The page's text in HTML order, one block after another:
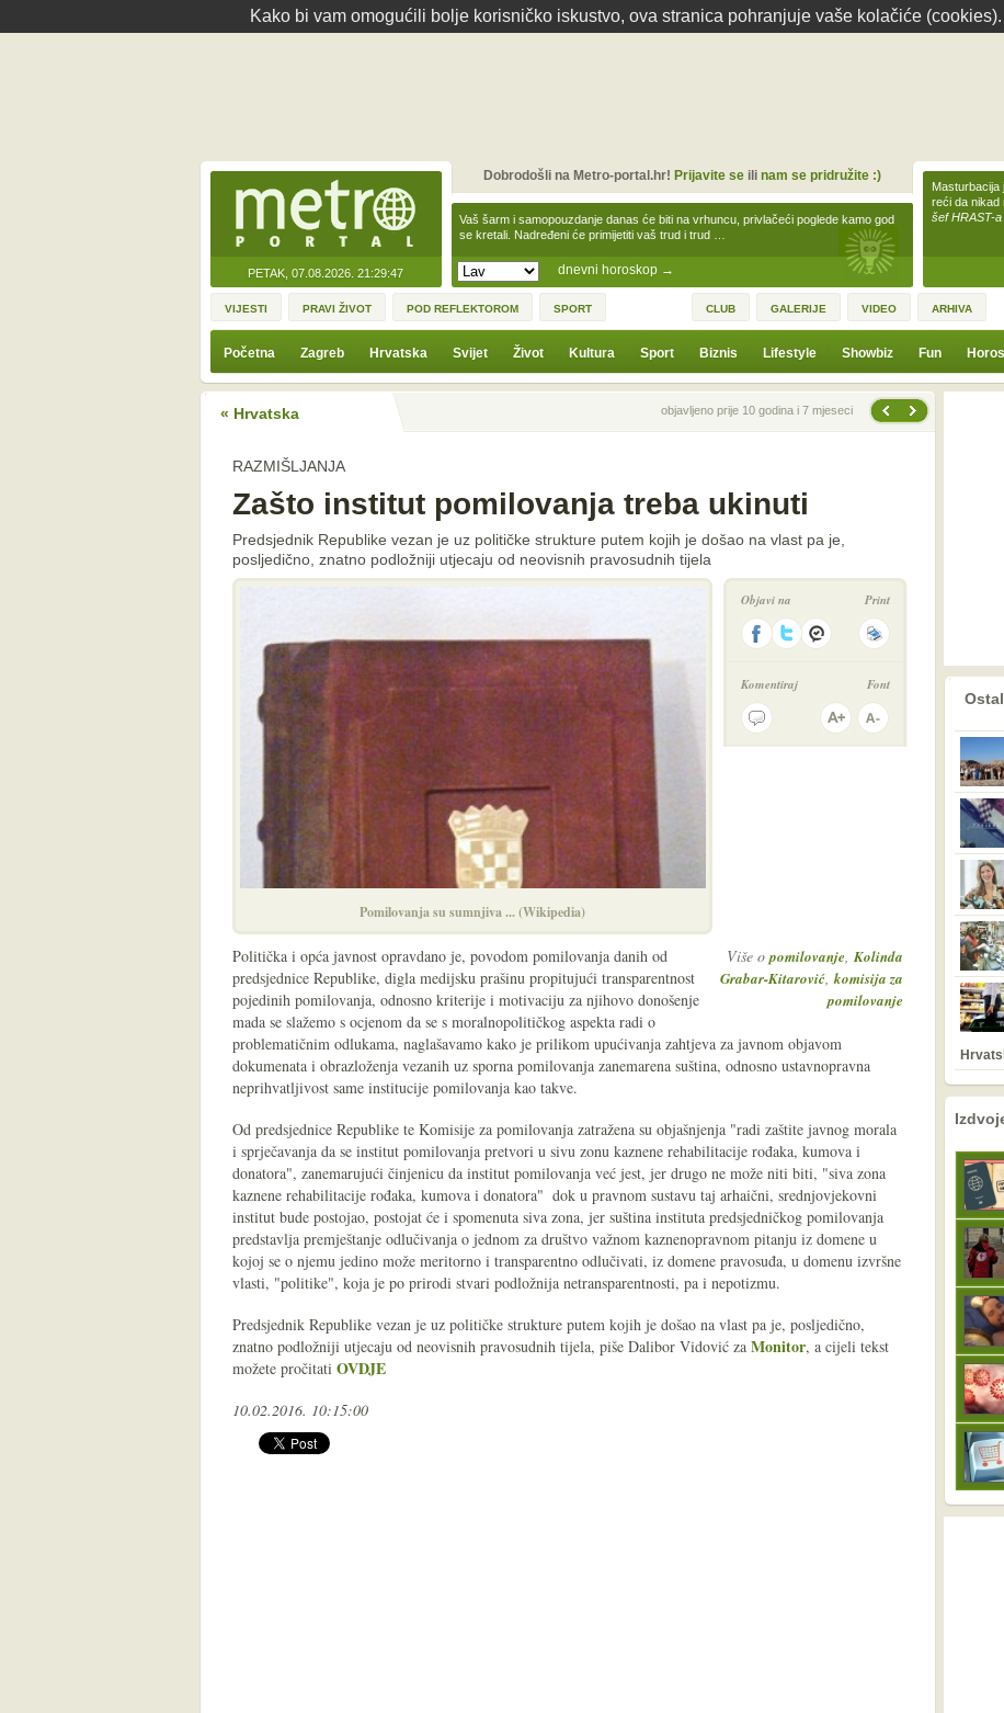
Kako bi vam omogućili bolje korisničko iskustvo, ova stranica pohranjuje vaše kolačiće (cookies).
PETAK, 07.08.2026. 21:29:47 dnevni horoskop →
Vaš šarm i samopouzdanje danas će biti na vrhuncu, privlačeći poglede kamo god
se kretali. Nadređeni će primijetiti vaš trud i trud …
Dobrodošli na Metro-portal.hr! Prijavite seili nam se pridružite :)
Masturbacija
reći da nikad
šef HRAST-a
VIJESTI PRAVI ŽIVOT POD REFLEKTOROM SPORT CLUB GALERIJE VIDEO ARHIVA
Početna Zagreb Hrvatska Svijet Život Kultura Sport Biznis Lifestyle Showbiz Fun
« Hrvatska Prethodna vijestobjavljeno prije 10 godina i 7 mjeseci
RAZMIŠLJANJA
Zašto institut pomilovanja treba ukinuti
Predsjednik Republike vezan je uz političke strukture putem kojih je došao na vlast pa je,
posljedično, znatno podložniji utjecaju od neovisnih pravosudnih tijela
Pomilovanja su sumnjiva ... (Wikipedia)
Objavi na Print
Komentiraj Font
Više opomilovanje,Kolinda
Grabar-Kitarović,komisija za
pomilovanje
Politička i opća javnost opravdano je, povodom pomilovanja danih od
predsjednice Republike, digla medijsku prašinu propitujući transparentnost
pojedinih pomilovanja, odnosno kriterije i motivaciju za njihovo donošenje
mada se slažemo s ocjenom da se s moralnopolitičkog aspekta radi o
problematičnim odlukama, naglašavamo kako je prilikom upućivanja zahtjeva za javnom objavom
dokumenata i obrazloženja vezanih uz sporna pomilovanja zanemarena suština, odnosno ustavnopravna
neprihvatljivost same institucije pomilovanja kao takve.
Od predsjednice Republike te Komisije za pomilovanja zatražena su objašnjenja "radi zaštite javnog morala
i sprječavanja da se institut pomilovanja pretvori u sivu zonu kaznene rehabilitacije rođaka, kumova i
donatora", zanemarujući činjenicu da institut pomilovanja već jest, jer drugo ne može niti biti, "siva zona
kaznene rehabilitacije rođaka, kumova i donatora" ­ dok u pravnom sustavu taj arhaični, srednjovjekovni
institut bude postojao, postojat će i spomenuta siva zona, jer suština instituta predsjedničkog pomilovanja
predstavlja premještanje odlučivanja o jednom za društvo važnom kaznenopravnom pitanju iz domene u
kojoj se o njemu jedino može meritorno i transparentno odlučivati, iz domene pravosuđa, u domenu izvršne
vlasti, "politike", koja je po prirodi stvari podložnija netransparentnosti, pa i nepotizmu.
Predsjednik Republike vezan je uz političke strukture putem kojih je došao na vlast pa je, posljedično,
znatno podložniji utjecaju od neovisnih pravosudnih tijela, piše Dalibor Vidović za Monitor, a cijeli tekst
možete pročitati OVDJE
10.02.2016. 10:15:00
prethodno
nema prethodne
sljedeće